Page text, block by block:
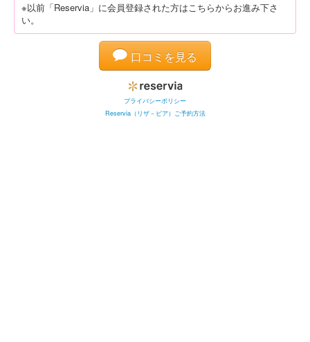
※以前「Reservia」に会員登録された方はこちらからお進み下さ
い。
口コミを見る
プライバシーポリシー
Reservia（リザ－ビア）ご予約方法